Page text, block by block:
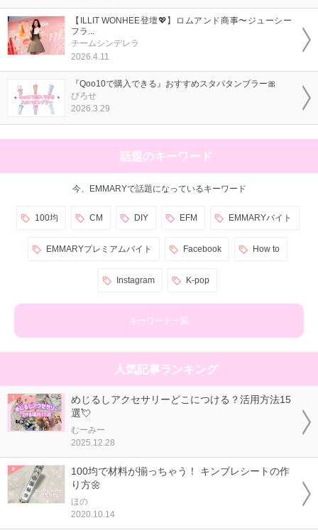
【ILLIT WONHEE登壇💖】ロムアンド商事〜ジューシー
フラ...
チームシンデレラ
2026.4.11
『Qoo10で購入できる』おすすめスタバタンブラー🎀
ぴろせ
2026.3.29
話題のキーワード
今、EMMARYで話題になっているキーワード
100均 CM DIY EFM EMMARYバイト
EMMARYプレミアムバイト Facebook How to
Instagram K-pop
キーワード一覧
人気記事ランキング
めじるしアクセサリーどこにつける？活用方法15
選💘
むーみー
2025.12.28
100均で材料が揃っちゃう！ キンブレシートの作
り方🌼
ほの
2020.10.14